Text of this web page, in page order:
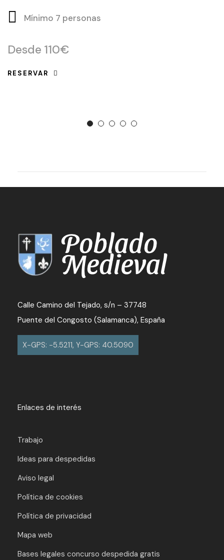
Mínimo 7 personas
Desde 110€
RESERVAR
Calle Camino del Tejado, s/n – 37748
Puente del Congosto (Salamanca), España
X-GPS: -5.5211, Y-GPS: 40.5090
Enlaces de interés
Trabajo
Ideas para despedidas
Aviso legal
Política de cookies
Política de privacidad
Mapa web
Bases legales concurso despedida gratis